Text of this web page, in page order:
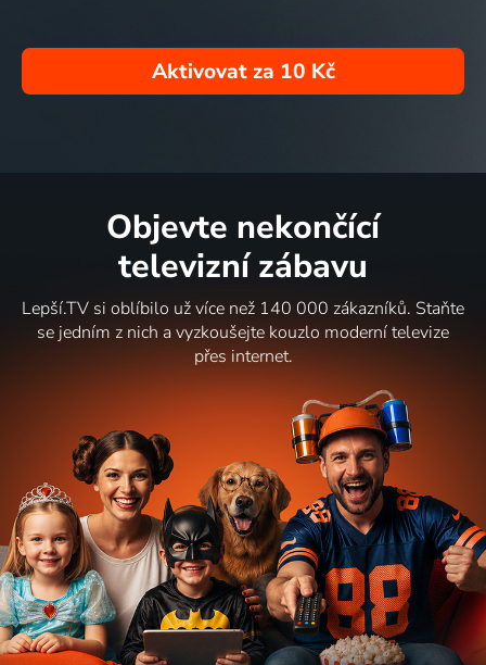
Aktivovat za 10 Kč
Objevte nekončící
televizní zábavu
Lepší.TV si oblíbilo už více než 140 000 zákazníků. Staňte
se jedním z nich a vyzkoušejte kouzlo moderní televize
přes internet.